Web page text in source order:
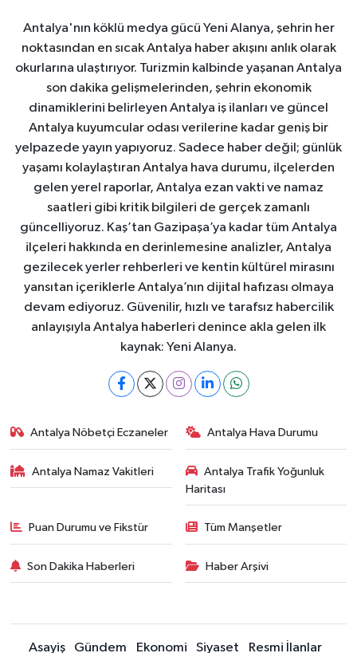
Antalya'nın köklü medya gücü Yeni Alanya, şehrin her
noktasından en sıcak Antalya haber akışını anlık olarak
okurlarına ulaştırıyor. Turizmin kalbinde yaşanan Antalya
son dakika gelişmelerinden, şehrin ekonomik
dinamiklerini belirleyen Antalya iş ilanları ve güncel
Antalya kuyumcular odası verilerine kadar geniş bir
yelpazede yayın yapıyoruz. Sadece haber değil; günlük
yaşamı kolaylaştıran Antalya hava durumu, ilçelerden
gelen yerel raporlar, Antalya ezan vakti ve namaz
saatleri gibi kritik bilgileri de gerçek zamanlı
güncelliyoruz. Kaş’tan Gazipaşa’ya kadar tüm Antalya
ilçeleri hakkında en derinlemesine analizler, Antalya
gezilecek yerler rehberleri ve kentin kültürel mirasını
yansıtan içeriklerle Antalya’nın dijital hafızası olmaya
devam ediyoruz. Güvenilir, hızlı ve tarafsız habercilik
anlayışıyla Antalya haberleri denince akla gelen ilk
kaynak: Yeni Alanya.
Antalya Nöbetçi Eczaneler Antalya Hava Durumu
Antalya Namaz Vakitleri
Antalya Trafik Yoğunluk
Haritası
Puan Durumu ve Fikstür Tüm Manşetler
Son Dakika Haberleri Haber Arşivi
Asayiş Gündem Ekonomi Siyaset Resmi İlanlar